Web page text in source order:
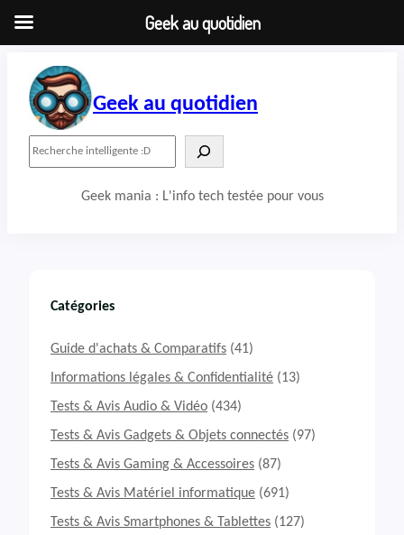
contenu
Geek au quotidien
Geek mania : L'info tech testée pour vous
Catégories
Guide d'achats & Comparatifs (41)
Informations légales & Confidentialité (13)
Tests & Avis Audio & Vidéo (434)
Tests & Avis Gadgets & Objets connectés (97)
Tests & Avis Gaming & Accessoires (87)
Tests & Avis Matériel informatique (691)
Tests & Avis Smartphones & Tablettes (127)
Geek au quotidien